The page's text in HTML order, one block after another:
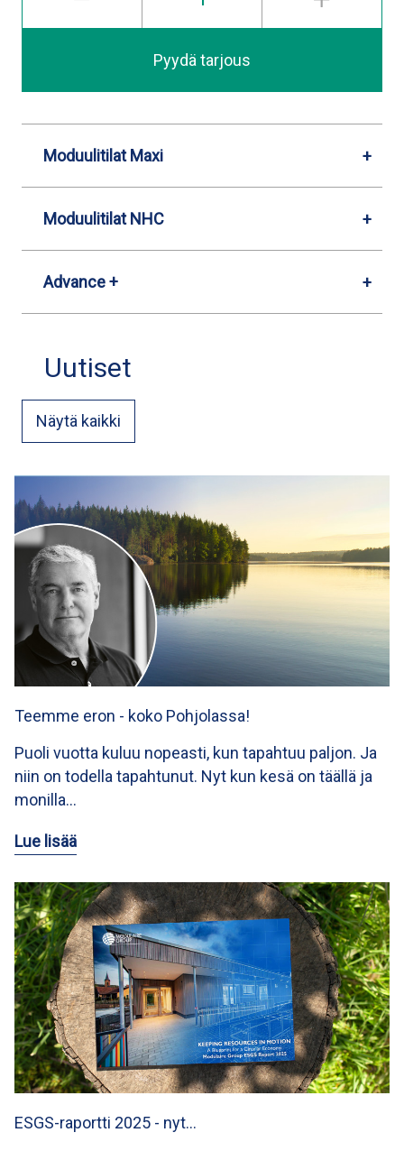
Pyydä tarjous
Moduulitilat Maxi
Moduulitilat NHC
Advance +
Uutiset
Näytä kaikki
Teemme eron - koko Pohjolassa!
Puoli vuotta kuluu nopeasti, kun tapahtuu paljon. Ja
niin on todella tapahtunut. Nyt kun kesä on täällä ja
monilla…
Lue lisää
ESGS-raportti 2025 - nyt…